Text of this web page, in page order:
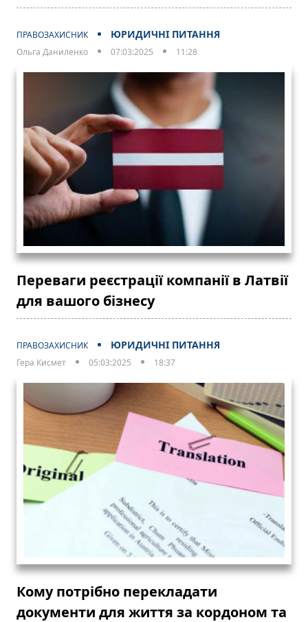
ПРАВОЗАХИСНИК ЮРИДИЧНІ ПИТАННЯ
Ольга Даниленко 07:03:2025 11:28
Переваги реєстрації компанії в Латвії
для вашого бізнесу
ПРАВОЗАХИСНИК ЮРИДИЧНІ ПИТАННЯ
Гера Кисмет 05:03:2025 18:37
Кому потрібно перекладати
документи для життя за кордоном та